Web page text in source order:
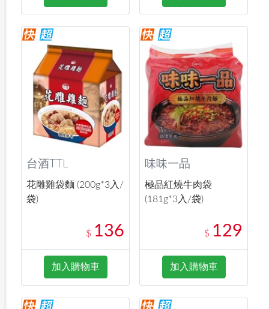
台酒TTL
花雕雞袋麵 (200g*3入/
袋)
$ 136
加入購物車
味味一品
極品紅燒牛肉袋
(181g*3入/袋)
$ 129
加入購物車